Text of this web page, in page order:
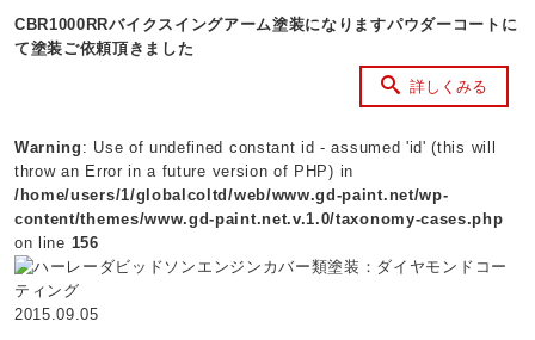
CBR1000RRバイクスイングアーム塗装になりますパウダーコートに
て塗装ご依頼頂きました
詳しくみる
Warning : Use of undefined constant id - assumed 'id' (this will
throw an Error in a future version of PHP) in
/home/users/1/globalcoltd/web/www.gd-paint.net/wp-
content/themes/www.gd-paint.net.v.1.0/taxonomy-cases.php
on line 156
2015.09.05